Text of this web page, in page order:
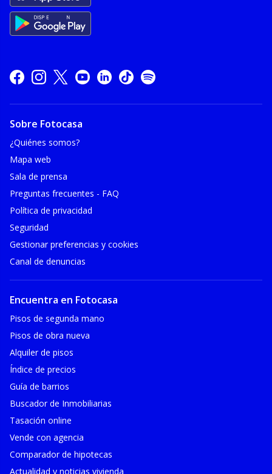
Sobre Fotocasa
¿Quiénes somos?
Mapa web
Sala de prensa
Preguntas frecuentes - FAQ
Política de privacidad
Seguridad
Gestionar preferencias y cookies
Canal de denuncias
Encuentra en Fotocasa
Pisos de segunda mano
Pisos de obra nueva
Alquiler de pisos
Índice de precios
Guía de barrios
Buscador de Inmobiliarias
Tasación online
Vende con agencia
Comparador de hipotecas
Actualidad y noticias vivienda